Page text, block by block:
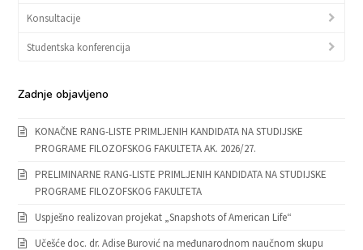
Konsultacije
Studentska konferencija
Zadnje objavljeno
KONAČNE RANG-LISTE PRIMLJENIH KANDIDATA NA STUDIJSKE
PROGRAME FILOZOFSKOG FAKULTETA AK. 2026/27.
PRELIMINARNE RANG-LISTE PRIMLJENIH KANDIDATA NA STUDIJSKE
PROGRAME FILOZOFSKOG FAKULTETA
Uspješno realizovan projekat „Snapshots of American Life“
Učešće doc. dr. Adise Burović na međunarodnom naučnom skupu